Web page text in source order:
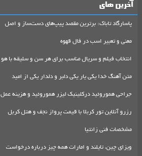
آخرین های
پاسارگاد تاباک: برترین مقصد پیپ‌های دست‌ساز و اصل
معنی و تعبیر اسب در فال قهوه
انتخاب فیلم و سریال مناسب برای هر سن و سلیقه با هو
متن آهنگ خدا یکی یار یکی دلبر و دلدار یکی از امید
جراحی هموروئید درکلینیک لیزر هموروئید و هزینه عمل
رزرو آنلاین تور کربلا با قیمت پرواز نجف و هتل کربل
مشخصات فنی زانتیا
ویزای چین، تایلند و امارات همه چیز درباره درخواست